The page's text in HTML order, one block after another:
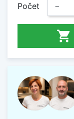
Počet −
